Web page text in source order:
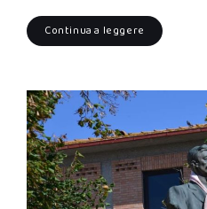
Continua a leggere